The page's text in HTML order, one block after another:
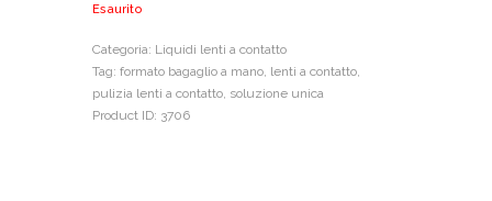
Esaurito
Categoria: Liquidi lenti a contatto
Tag: formato bagaglio a mano, lenti a contatto,
pulizia lenti a contatto, soluzione unica
Product ID: 3706